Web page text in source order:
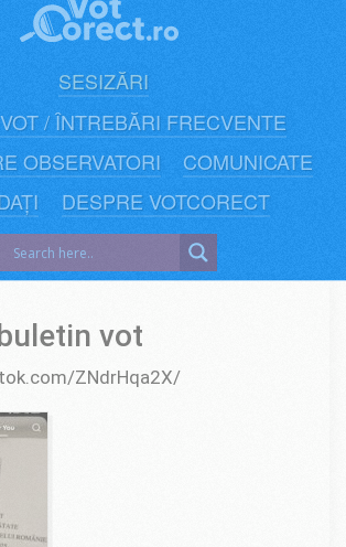
SESIZĂRI
/ ÎNTREBĂRI FRECVENTE
OBSERVATORI
COMUNICATE
DESPRE VOTCORECT
vot
ZNdrHqa2X/